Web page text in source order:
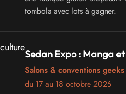
tombola avec lots à gagner.
Sedan Expo : Manga
Salons & conventions geeks
du 17 au 18 octobre 2026